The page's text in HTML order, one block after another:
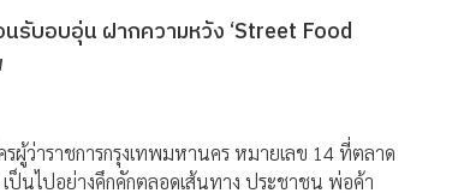
รับอบอุ่น ฝากความหวัง ‘Street Food
ว่าราชการกรุงเทพมหานคร หมายเลข 14 ที่ตลาด
ป็นไปอย่างคึกคักตลอดเส้นทาง ประชาชน พ่อค้า